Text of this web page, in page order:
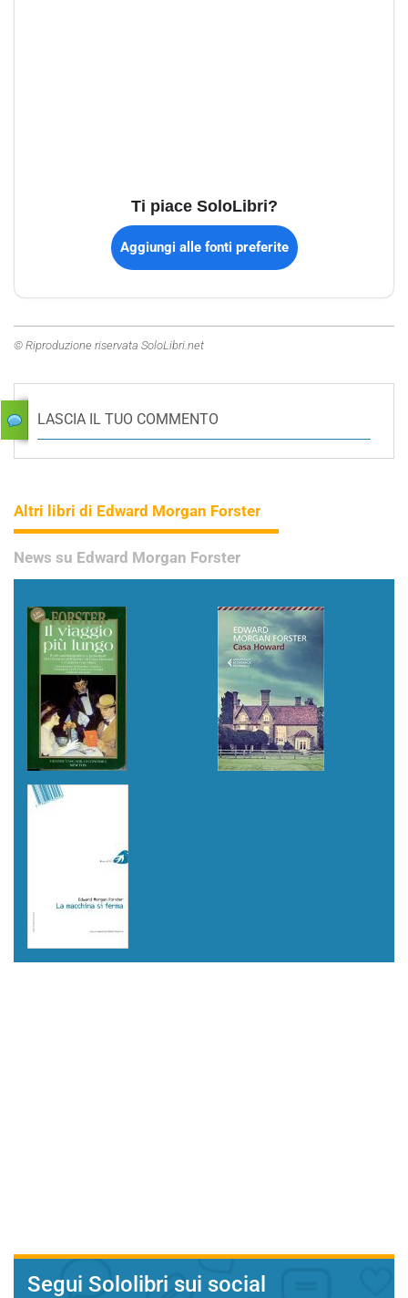
Ti piace SoloLibri?
Aggiungi alle fonti preferite
© Riproduzione riservata SoloLibri.net
LASCIA IL TUO COMMENTO
Altri libri di Edward Morgan Forster
News su Edward Morgan Forster
Segui Sololibri sui social